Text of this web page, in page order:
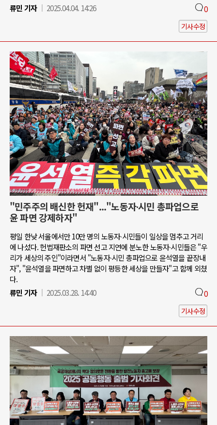
류민 기자
2025.04.04. 14:26 0
기사수정
"민주주의 배신한 헌재"..."노동자∙시민 총파업으로
윤 파면 강제하자"
평일 한낮 서울에서만 10만 명의 노동자∙시민들이 일상을 멈추고 거리
에 나섰다. 헌법재판소의 파면 선고 지연에 분노한 노동자∙시민들은 "우
리가 세상의 주인"이라면서 "노동자∙시민 총파업으로 윤석열을 끝장내
자", "윤석열을 파면하고 차별 없이 평등한 세상을 만들자"고 함께 외쳤
다.
류민 기자
2025.03.28. 14:40 0
기사수정